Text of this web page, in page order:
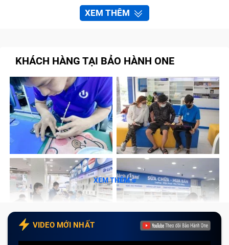
XEM THÊM
KHÁCH HÀNG TẠI BẢO HÀNH ONE
XEM THÊM
VIDEO MỚI NHẤT